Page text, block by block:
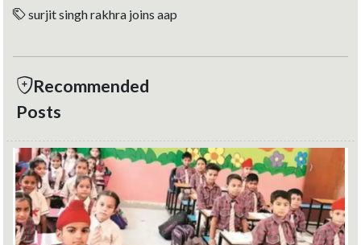
surjit singh rakhra joins aap
Recommended
Posts